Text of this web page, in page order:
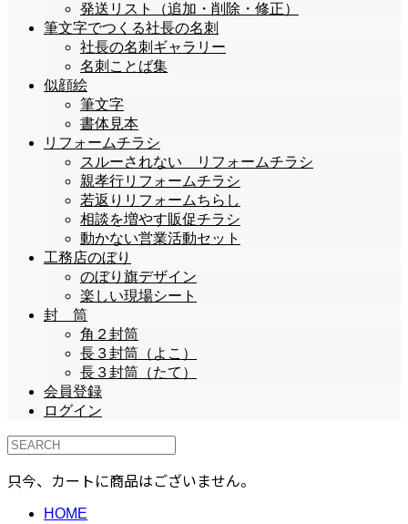
発送リスト（追加・削除・修正）
筆文字でつくる社長の名刺
社長の名刺ギャラリー
名刺ことば集
似顔絵
筆文字
書体見本
リフォームチラシ
スルーされない リフォームチラシ
親孝行リフォームチラシ
若返りリフォームちらし
相談を増やす販促チラシ
動かない営業活動セット
工務店のぼり
のぼり旗デザイン
楽しい現場シート
封 筒
角２封筒
長３封筒（よこ）
長３封筒（たて）
会員登録
ログイン
只今、カートに商品はございません。
HOME